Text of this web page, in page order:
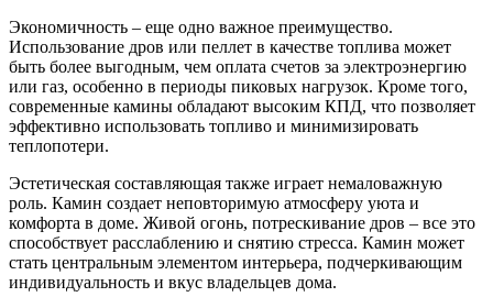
Экономичность – еще одно важное преимущество.
Использование дров или пеллет в качестве топлива может
быть более выгодным, чем оплата счетов за электроэнергию
или газ, особенно в периоды пиковых нагрузок. Кроме того,
современные камины обладают высоким КПД, что позволяет
эффективно использовать топливо и минимизировать
теплопотери.
Эстетическая составляющая также играет немаловажную
роль. Камин создает неповторимую атмосферу уюта и
комфорта в доме. Живой огонь, потрескивание дров – все это
способствует расслаблению и снятию стресса. Камин может
стать центральным элементом интерьера, подчеркивающим
индивидуальность и вкус владельцев дома.